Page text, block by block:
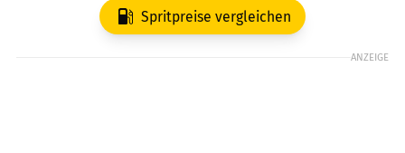
Spritpreise vergleichen
ANZEIGE